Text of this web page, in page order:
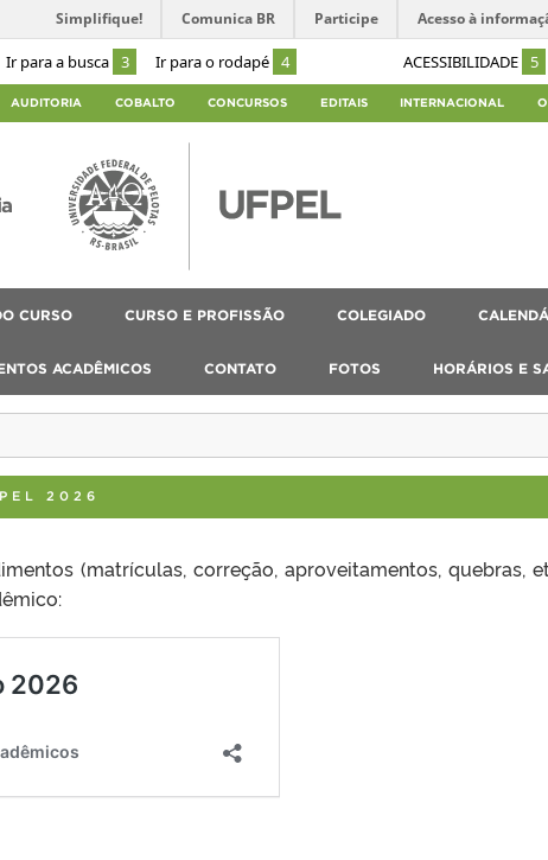
Ir para a busca 3 Ir para o rodapé 4 ACESSIBILIDADE 5
Simplifique! Comunica BR Participe Acesso à
AUDITORIA COBALTO CONCURSOS EDITAIS INTERNACIONAL
CURSO CURSO E PROFISSÃO COLEGIADO
ACADÊMICOS CONTATO FOTOS HORÁRIOS E
2026
(matrículas, correção, aproveitamentos, quebras,